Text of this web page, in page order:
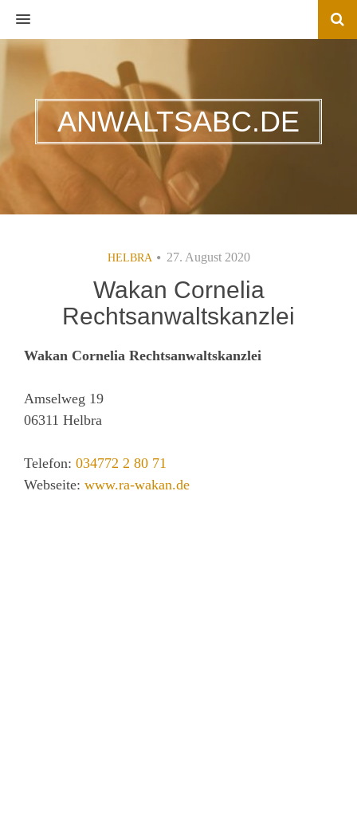
MENU
ANWALTSABC.DE
HELBRA 27. August 2020
Wakan Cornelia
Rechtsanwaltskanzlei
Wakan Cornelia Rechtsanwaltskanzlei
Amselweg 19
06311 Helbra
Telefon: 034772 2 80 71
Webseite: www.ra-wakan.de